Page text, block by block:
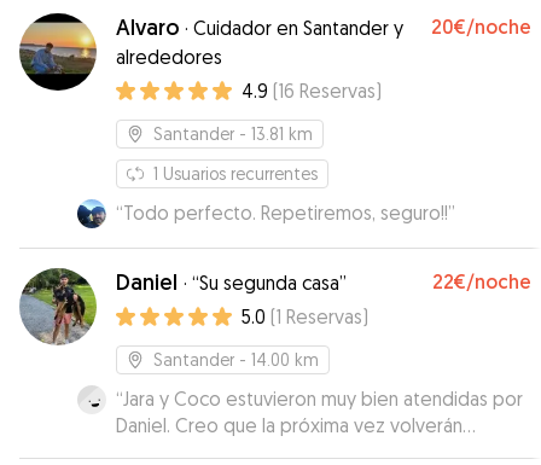
amable y atenta en respondernos siempre que
le escribimos, además de mandarnos divertidos
documentos gráficos de la estancia. Creo que
Ringo se lo pasó muy bien, así que seguro que
repetiremos. ¡Gracias Laura!.
Alvaro · Cuidador en Santander y
alrededores
20€/noche
4.9 (16 Reservas)
Santander - 13.81 km
1 Usuarios recurrentes
“Todo perfecto. Repetiremos, seguro!!”
Daniel · “Su segunda casa” 22€/noche
5.0 (1 Reservas)
Santander - 14.00 km
“Jara y Coco estuvieron muy bien atendidas por
Daniel. Creo que la próxima vez volverán
contentas. La comunicación con nosotros